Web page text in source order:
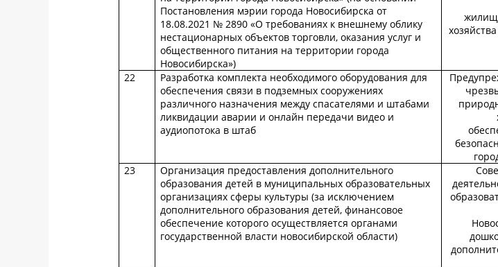
Постановления мэрии города Новосибирска от
18.08.2021 № 2890 «О требованиях к внешнему облику
нестационарных объектов торговли, оказания услуг и
общественного питания на территории города
Новосибирска»)
22
Разработка комплекта необходимого оборудования для
обеспечения связи в подземных сооружениях
различного назначения между спасателями и штабами
ликвидации аварии и онлайн передачи видео и
аудиопотока в штаб
23
Организация предоставления дополнительного
образования детей в муниципальных образовательных
организациях сферы культуры (за исключением
дополнительного образования детей, финансовое
обеспечение которого осуществляется органами
государственной власти новосибирской области)